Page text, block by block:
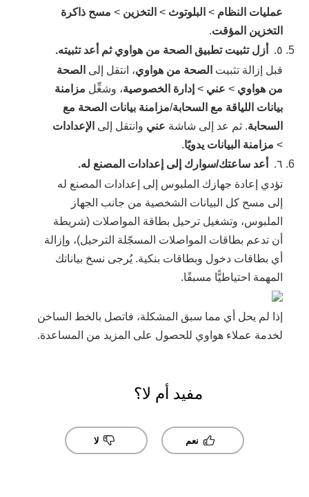
عمليات النظام > البلوتوث > التخزين > مسح ذاكرة
التخزين المؤقت.
٥.
أزل تثبيت تطبيق الصحة من هواوي ثم أعد تثبيته.
قبل إزالة تثبيت الصحة من هواوي، انتقل إلى الصحة
من هواوي > عني > إدارة الخصوصية، وشغِّل مزامنة
بيانات اللياقة مع السحابة/مزامنة بيانات الصحة مع
السحابة. ثم عد إلى شاشة عني وانتقل إلى الإعدادات
> مزامنة البيانات يدويًا.
٦.
أعد ساعتك/سوارك إلى إعدادات المصنع له.
تؤدي إعادة جهازك الملبوس إلى إعدادات المصنع له
إلى مسح كل البيانات الشخصية من جانب الجهاز
الملبوس، وتشغيل ترحيل بطاقة المواصلات (شريطة
أن تدعم بطاقات المواصلات المسجّلة الترحيل)، وإزالة
أي بطاقات دخول وبطاقات بنكية. يُرجى نسخ بياناتك
المهمة احتياطيًّا مسبقًا.
إذا لم يحل أي مما سبق المشكلة، فاتصل بالخط الساخن
لخدمة عملاء هواوي للحصول على المزيد من المساعدة.
مفيد أم لا؟
نعم لا